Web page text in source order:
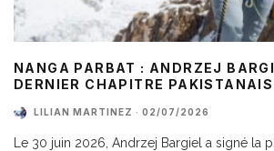
NANGA PARBAT : ANDRZEJ
DERNIER CHAPITRE PAKISTANAIS
LILIAN MARTINEZ · 02/07/2026
Le 30 juin 2026, Andrzej Bargiel a signé la